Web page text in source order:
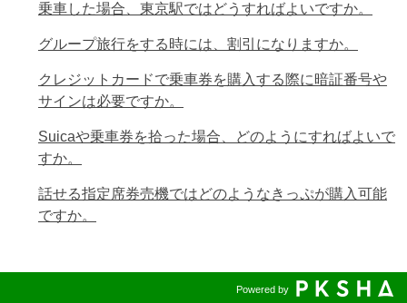
乗車した場合、東京駅ではどうすればよいですか。
グループ旅行をする時には、割引になりますか。
クレジットカードで乗車券を購入する際に暗証番号や
サインは必要ですか。
Suicaや乗車券を拾った場合、どのようにすればよいで
すか。
話せる指定席券売機ではどのようなきっぷが購入可能
ですか。
Powered by